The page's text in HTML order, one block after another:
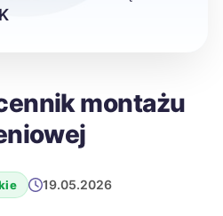
montażu
19.05.2026